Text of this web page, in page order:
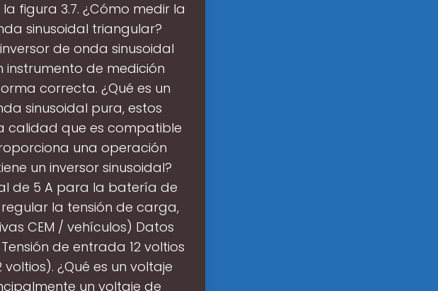
figura 3.7. ¿Cómo medir la
sinusoidal triangular?
de onda sinusoidal
instrumento de medición
correcta. ¿Qué es un
sinusoidal pura, estos
calidad que es compatible
una operación
un inversor sinusoidal?
de 5 A para la batería de
la tensión de carga,
CEM / vehículos) Datos
de entrada 12 voltios
voltios). ¿Qué es un voltaje
un voltaje de